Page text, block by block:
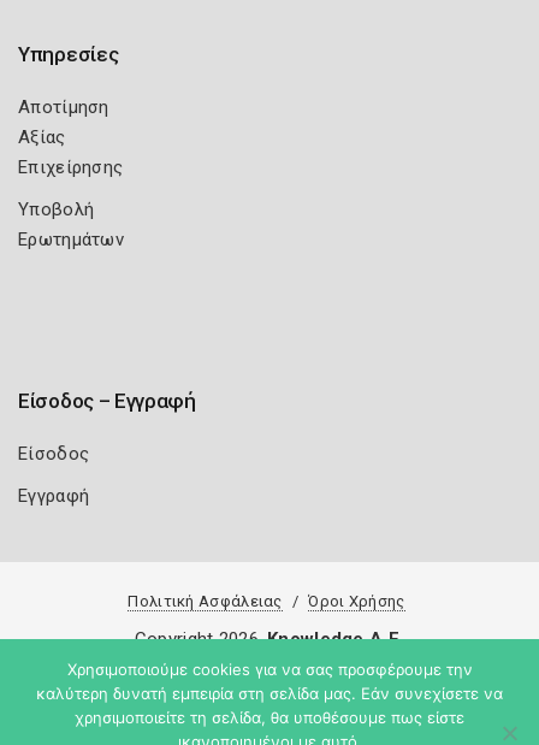
Υπηρεσίες
Αποτίμηση
Αξίας
Επιχείρησης
Υποβολή
Ερωτημάτων
Είσοδος – Εγγραφή
Είσοδος
Εγγραφή
Πολιτική Ασφάλειας Όροι Χρήσης
Copyright 2026 Knowledge A.E.
Χρησιμοποιούμε cookies για να σας προσφέρουμε την
καλύτερη δυνατή εμπειρία στη σελίδα μας. Εάν συνεχίσετε να
χρησιμοποιείτε τη σελίδα, θα υποθέσουμε πως είστε